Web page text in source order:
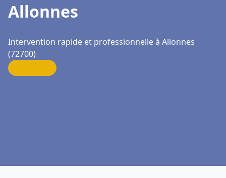
Allonnes
Intervention rapide et professionnelle à Allonnes
(72700)